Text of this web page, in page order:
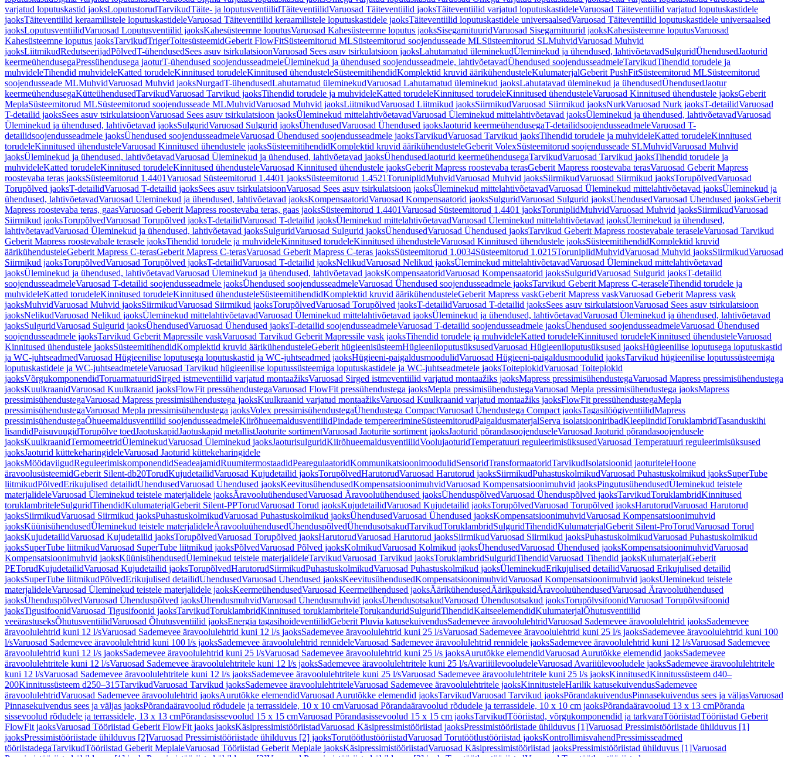
varjatud loputuskastid jaoksLoputustorudTarvikudTäite- ja loputusventiilidTäiteventiilidVaruosad Täiteventiilid jaoksTäiteventiilid varjatud loputuskastideleVaruosad Täiteventiilid varjatud loputuskastidele
jaoksTäiteventiilid keraamilistele loputuskastideleVaruosad Täiteventiilid keraamilistele loputuskastidele jaoksTäiteventiilid loputuskastidele universaalsedVaruosad Täiteventiilid loputuskastidele universaalsed
jaoksLoputusventiilidVaruosad Loputusventiilid jaoksKahesüsteemne loputusVaruosad Kahesüsteemne loputus jaoksSisegarnituuridVaruosad Sisegarnituurid jaoksKahesüsteemne loputusVaruosad
Kahesüsteemne loputus jaoksTarvikudTrigerToitesüsteemidGeberit FlowFitSüsteemitorud MLSüsteemitorud soojendusseade MLSüsteemitorud SLMuhvidVaruosad Muhvid
jaoksLiitmikudRedutseerijadPõlvedT-ühendusedSees asuv tsirkulatsioonVaruosad Sees asuv tsirkulatsioon jaoksLahutamatud üleminekudÜleminekud ja ühendused, lahtivõetavadSulguridÜhendusedJaoturid
keermeühendusegaPressühendusega jaoturT-ühendused soojendusseadmeleÜleminekud ja ühendused soojendusseadmele, lahtivõetavadÜhendused soojendusseadmeleTarvikudTihendid torudele ja
muhvideleTihendid muhvideleKatted torudeleKinnitused torudeleKinnitused ühendusteleSüsteemitihendidKomplektid kruvid äärikühendusteleKulumaterjalGeberit PushFitSüsteemitorud MLSüsteemitorud
soojendusseade MLMuhvidVaruosad Muhvid jaoksNurgadT-ühendusedLahutamatud üleminekudVaruosad Lahutamatud üleminekud jaoksLahutatavad üleminekud ja ühendusedÜhendusedJaotur
keermeühendusegaKütteühendusedTarvikudVaruosad Tarvikud jaoksTihendid torudele ja muhvideleKatted torudeleKinnitused torudeleKinnitused ühendusteleVaruosad Kinnitused ühendustele jaoksGeberit
MeplaSüsteemitorud MLSüsteemitorud soojendusseade MLMuhvidVaruosad Muhvid jaoksLiitmikudVaruosad Liitmikud jaoksSiirmikudVaruosad Siirmikud jaoksNurkVaruosad Nurk jaoksT-detailidVaruosad
T-detailid jaoksSees asuv tsirkulatsioonVaruosad Sees asuv tsirkulatsioon jaoksÜleminekud mittelahtivõetavadVaruosad Üleminekud mittelahtivõetavad jaoksÜleminekud ja ühendused, lahtivõetavadVaruosad
Üleminekud ja ühendused, lahtivõetavad jaoksSulguridVaruosad Sulgurid jaoksÜhendusedVaruosad Ühendused jaoksJaoturid keermeühendusegaT-detailidsoojendusseadmeleVaruosad T-
detailidsoojendusseadmele jaoksÜhendused soojendusseadmeleVaruosad Ühendused soojendusseadmele jaoksTarvikudVaruosad Tarvikud jaoksTihendid torudele ja muhvideleKatted torudeleKinnitused
torudeleKinnitused ühendusteleVaruosad Kinnitused ühendustele jaoksSüsteemitihendidKomplektid kruvid äärikühendusteleGeberit VolexSüsteemitorud soojendusseade SLMuhvidVaruosad Muhvid
jaoksÜleminekud ja ühendused, lahtivõetavadVaruosad Üleminekud ja ühendused, lahtivõetavad jaoksÜhendusedJaoturid keermeühendusegaTarvikudVaruosad Tarvikud jaoksTihendid torudele ja
muhvideleKatted torudeleKinnitused torudeleKinnitused ühendusteleVaruosad Kinnitused ühendustele jaoksGeberit Mapress roostevaba terasGeberit Mapress roostevaba terasVaruosad Geberit Mapress
roostevaba teras jaoksSüsteemitorud 1.4401Varuosad Süsteemitorud 1.4401 jaoksSüsteemitorud 1.4521ToruniplidMuhvidVaruosad Muhvid jaoksSiirmikudVaruosad Siirmikud jaoksTorupõlvedVaruosad
Torupõlved jaoksT-detailidVaruosad T-detailid jaoksSees asuv tsirkulatsioonVaruosad Sees asuv tsirkulatsioon jaoksÜleminekud mittelahtivõetavadVaruosad Üleminekud mittelahtivõetavad jaoksÜleminekud ja
ühendused, lahtivõetavadVaruosad Üleminekud ja ühendused, lahtivõetavad jaoksKompensaatoridVaruosad Kompensaatorid jaoksSulguridVaruosad Sulgurid jaoksÜhendusedVaruosad Ühendused jaoksGeberit
Mapress roostevaba teras, gaasVaruosad Geberit Mapress roostevaba teras, gaas jaoksSüsteemitorud 1.4401Varuosad Süsteemitorud 1.4401 jaoksToruniplidMuhvidVaruosad Muhvid jaoksSiirmikudVaruosad
Siirmikud jaoksTorupõlvedVaruosad Torupõlved jaoksT-detailidVaruosad T-detailid jaoksÜleminekud mittelahtivõetavadVaruosad Üleminekud mittelahtivõetavad jaoksÜleminekud ja ühendused,
lahtivõetavadVaruosad Üleminekud ja ühendused, lahtivõetavad jaoksSulguridVaruosad Sulgurid jaoksÜhendusedVaruosad Ühendused jaoksTarvikud Geberit Mapress roostevabale teraseleVaruosad Tarvikud
Geberit Mapress roostevabale terasele jaoksTihendid torudele ja muhvideleKinnitused torudeleKinnitused ühendusteleVaruosad Kinnitused ühendustele jaoksSüsteemitihendidKomplektid kruvid
äärikühendusteleGeberit Mapress C-terasGeberit Mapress C-terasVaruosad Geberit Mapress C-teras jaoksSüsteemitorud 1.0034Süsteemitorud 1.0215ToruniplidMuhvidVaruosad Muhvid jaoksSiirmikudVaruosad
Siirmikud jaoksTorupõlvedVaruosad Torupõlved jaoksT-detailidVaruosad T-detailid jaoksNelikudVaruosad Nelikud jaoksÜleminekud mittelahtivõetavadVaruosad Üleminekud mittelahtivõetavad
jaoksÜleminekud ja ühendused, lahtivõetavadVaruosad Üleminekud ja ühendused, lahtivõetavad jaoksKompensaatoridVaruosad Kompensaatorid jaoksSulguridVaruosad Sulgurid jaoksT-detailid
soojendusseadmeleVaruosad T-detailid soojendusseadmele jaoksÜhendused soojendusseadmeleVaruosad Ühendused soojendusseadmele jaoksTarvikud Geberit Mapress C-teraseleTihendid torudele ja
muhvideleKatted torudeleKinnitused torudeleKinnitused ühendusteleSüsteemitihendidKomplektid kruvid äärikühendusteleGeberit Mapress vaskGeberit Mapress vaskVaruosad Geberit Mapress vask
jaoksMuhvidVaruosad Muhvid jaoksSiirmikudVaruosad Siirmikud jaoksTorupõlvedVaruosad Torupõlved jaoksT-detailidVaruosad T-detailid jaoksSees asuv tsirkulatsioonVaruosad Sees asuv tsirkulatsioon
jaoksNelikudVaruosad Nelikud jaoksÜleminekud mittelahtivõetavadVaruosad Üleminekud mittelahtivõetavad jaoksÜleminekud ja ühendused, lahtivõetavadVaruosad Üleminekud ja ühendused, lahtivõetavad
jaoksSulguridVaruosad Sulgurid jaoksÜhendusedVaruosad Ühendused jaoksT-detailid soojendusseadmeleVaruosad T-detailid soojendusseadmele jaoksÜhendused soojendusseadmeleVaruosad Ühendused
soojendusseadmele jaoksTarvikud Geberit Mapressile vaskVaruosad Tarvikud Geberit Mapressile vask jaoksTihendid torudele ja muhvideleKatted torudeleKinnitused torudeleKinnitused ühendusteleVaruosad
Kinnitused ühendustele jaoksSüsteemitihendidKomplektid kruvid äärikühendusteleGeberit hügieenisüsteemHügieeniloputusüksusedVaruosad Hügieeniloputusüksused jaoksHügieenilise loputusega loputuskastid
ja WC-juhtseadmedVaruosad Hügieenilise loputusega loputuskastid ja WC-juhtseadmed jaoksHügieeni-paigaldusmoodulidVaruosad Hügieeni-paigaldusmoodulid jaoksTarvikud hügieenilise loputussüsteemiga
loputuskastidele ja WC-juhtseadmeteleVaruosad Tarvikud hügieenilise loputussüsteemiga loputuskastidele ja WC-juhtseadmetele jaoksToiteplokidVaruosad Toiteplokid
jaoksVõrgukomponendidToruarmatuuridSirged istmeventiilid varjatud montaažiksVaruosad Sirged istmeventiilid varjatud montaažiks jaoksMapress pressimisühendustegaVaruosad Mapress pressimisühendustega
jaoksKuulkraanidVaruosad Kuulkraanid jaoksFlowFit pressühendustegaVaruosad FlowFit pressühendustega jaoksMepla pressimisühendustegaVaruosad Mepla pressimisühendustega jaoksMapress
pressimisühendustegaVaruosad Mapress pressimisühendustega jaoksKuulkraanid varjatud montaažiksVaruosad Kuulkraanid varjatud montaažiks jaoksFlowFit pressühendustegaMepla
pressimisühendustegaVaruosad Mepla pressimisühendustega jaoksVolex pressimisühendustegaÜhendustega CompactVaruosad Ühendustega Compact jaoksTagasilöögiventiilidMapress
pressimisühendustegaÕhueemaldusventiilid soojendusseadmeleKiirõhueemaldusventiilidPindade tempereerimineSüsteemitorudPaigaldusmaterjalServa isolatsiooniribadKleeplindidToruklambridTasanduskihi
lisandidPaisuvuugidTorupõlve toedJaotuskapidJaotuskapid metallistJaoturite sortimentVaruosad Jaoturite sortiment jaoksJaoturid põrandasoojenduseleVaruosad Jaoturid põrandasoojendusele
jaoksKuulkraanidTermomeetridÜleminekudVaruosad Üleminekud jaoksJaoturisulguridKiirõhueemaldusventiilidVoolujaoturidTemperatuuri reguleerimisüksusedVaruosad Temperatuuri reguleerimisüksused
jaoksJaoturid küttekeharingideleVaruosad Jaoturid küttekeharingidele
jaoksMöödaviigudReguleerimiskomponendidSeadeajamidRuumitermostaadidPearegulaatoridKommunikatsioonimoodulidSensoridTransformaatoridTarvikudIsolatsioonid jaoturiteleHoone
äravoolusüsteemidGeberit Silent-db20TorudKujudetailidVaruosad Kujudetailid jaoksTorupõlvedHarutorudVaruosad Harutorud jaoksSiirmikudPuhastuskolmikudVaruosad Puhastuskolmikud jaoksSuperTube
liitmikudPõlvedErikujulised detailidÜhendusedVaruosad Ühendused jaoksKeevitusühendusedKompensatsioonimuhvidVaruosad Kompensatsioonimuhvid jaoksPingutusühendusedÜleminekud teistele
materjalideleVaruosad Üleminekud teistele materjalidele jaoksÄravooluühendusedVaruosad Äravooluühendused jaoksÜhenduspõlvedVaruosad Ühenduspõlved jaoksTarvikudToruklambridKinnitused
toruklambriteleSulguridTihendidKulumaterjalGeberit Silent-PPTorudVaruosad Torud jaoksKujudetailidVaruosad Kujudetailid jaoksTorupõlvedVaruosad Torupõlved jaoksHarutorudVaruosad Harutorud
jaoksSiirmikudVaruosad Siirmikud jaoksPuhastuskolmikudVaruosad Puhastuskolmikud jaoksÜhendusedVaruosad Ühendused jaoksKompensatsioonimuhvidVaruosad Kompensatsioonimuhvid
jaoksKüünisühendusedÜleminekud teistele materjalideleÄravooluühendusedÜhenduspõlvedÜhendusotsakudTarvikudToruklambridSulguridTihendidKulumaterjalGeberit Silent-ProTorudVaruosad Torud
jaoksKujudetailidVaruosad Kujudetailid jaoksTorupõlvedVaruosad Torupõlved jaoksHarutorudVaruosad Harutorud jaoksSiirmikudVaruosad Siirmikud jaoksPuhastuskolmikudVaruosad Puhastuskolmikud
jaoksSuperTube liitmikudVaruosad SuperTube liitmikud jaoksPõlvedVaruosad Põlved jaoksKolmikudVaruosad Kolmikud jaoksÜhendusedVaruosad Ühendused jaoksKompensatsioonimuhvidVaruosad
Kompensatsioonimuhvid jaoksKüünisühendusedÜleminekud teistele materjalideleTarvikudVaruosad Tarvikud jaoksToruklambridSulguridTihendidVaruosad Tihendid jaoksKulumaterjalGeberit
PETorudKujudetailidVaruosad Kujudetailid jaoksTorupõlvedHarutorudSiirmikudPuhastuskolmikudVaruosad Puhastuskolmikud jaoksÜleminekudErikujulised detailidVaruosad Erikujulised detailid
jaoksSuperTube liitmikudPõlvedErikujulised detailidÜhendusedVaruosad Ühendused jaoksKeevitusühendusedKompensatsioonimuhvidVaruosad Kompensatsioonimuhvid jaoksÜleminekud teistele
materjalideleVaruosad Üleminekud teistele materjalidele jaoksKeermeühendusedVaruosad Keermeühendused jaoksÄärikühendusedÄärikpuksidÄravooluühendusedVaruosad Äravooluühendused
jaoksÜhenduspõlvedVaruosad Ühenduspõlved jaoksÜhendusmuhvidVaruosad Ühendusmuhvid jaoksÜhendusotsakudVaruosad Ühendusotsakud jaoksTorupõlvsifoonidVaruosad Torupõlvsifoonid
jaoksTigusifoonidVaruosad Tigusifoonid jaoksTarvikudToruklambridKinnitused toruklambriteleTorukanduridSulguridTihendidKaitseelemendidKulumaterjalÕhutusventiilid
veeärastuseksÕhutusventiilidVaruosad Õhutusventiilid jaoksEnergia tagasihoideventiilidGeberit Pluvia katusekuivendusSademevee äravoolulehtridVaruosad Sademevee äravoolulehtrid jaoksSademevee
äravoolulehtrid kuni 12 l/sVaruosad Sademevee äravoolulehtrid kuni 12 l/s jaoksSademevee äravoolulehtrid kuni 25 l/sVaruosad Sademevee äravoolulehtrid kuni 25 l/s jaoksSademevee äravoolulehtrid kuni 100
l/sVaruosad Sademevee äravoolulehtrid kuni 100 l/s jaoksSademevee äravoolulehtrid rennideleVaruosad Sademevee äravoolulehtrid rennidele jaoksSademevee äravoolulehtrid kuni 12 l/sVaruosad Sademevee
äravoolulehtrid kuni 12 l/s jaoksSademevee äravoolulehtrid kuni 25 l/sVaruosad Sademevee äravoolulehtrid kuni 25 l/s jaoksAurutõkke elemendidVaruosad Aurutõkke elemendid jaoksSademevee
äravoolulehtritele kuni 12 l/sVaruosad Sademevee äravoolulehtritele kuni 12 l/s jaoksSademevee äravoolulehtritele kuni 25 l/sAvariiülevooludeleVaruosad Avariiülevooludele jaoksSademevee äravoolulehtritele
kuni 12 l/sVaruosad Sademevee äravoolulehtritele kuni 12 l/s jaoksSademevee äravoolulehtritele kuni 25 l/sVaruosad Sademevee äravoolulehtritele kuni 25 l/s jaoksKinnitusedKinnitussüsteem d40–
200Kinnitussüsteem d250–315TarvikudVaruosad Tarvikud jaoksSademevee äravoolulehtriteleVaruosad Sademevee äravoolulehtritele jaoksKinnitusteleHarilik katusekuivendusSademevee
äravoolulehtridVaruosad Sademevee äravoolulehtrid jaoksAurutõkke elemendidVaruosad Aurutõkke elemendid jaoksTarvikudVaruosad Tarvikud jaoksPõrandakuivendusPinnasekuivendus sees ja väljasVaruosad
Pinnasekuivendus sees ja väljas jaoksPõrandaäravoolud rõdudele ja terrassidele, 10 x 10 cmVaruosad Põrandaäravoolud rõdudele ja terrassidele, 10 x 10 cm jaoksPõrandaäravoolud 13 x 13 cmPõranda
sissevoolud rõdudele ja terrassidele, 13 x 13 cmPõrandasissevoolud 15 x 15 cmVaruosad Põrandasissevoolud 15 x 15 cm jaoksTarvikudTööriistad, võrgukomponendid ja tarkvaraTööriistadTööriistad Geberit
FlowFit jaoksVaruosad Tööriistad Geberit FlowFit jaoks jaoksKäsipressimistööriistadVaruosad Käsipressimistööriistad jaoksPressimistööriistade ühilduvus [1]Varuosad Pressimistööriistade ühilduvus [1]
jaoksPressimistööriistade ühilduvus [2]Varuosad Pressimistööriistade ühilduvus [2] jaoksTorutöötlustööriistadVaruosad Torutöötlustööriistad jaoksKontrollimisvahendPressimisseadmed
tööriistadegaTarvikudTööriistad Geberit MeplaleVaruosad Tööriistad Geberit Meplale jaoksKäsipressimistööriistadVaruosad Käsipressimistööriistad jaoksPressimistööriistad ühilduvus [1]Varuosad